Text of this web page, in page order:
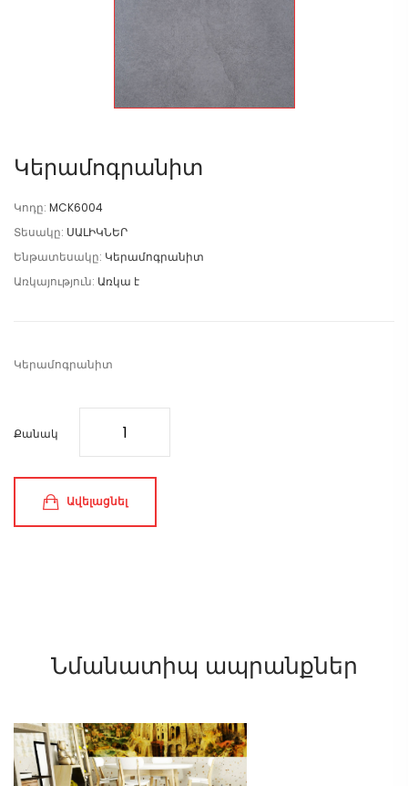
Կերամոգրանիտ
Կոդը: MCK6004
Տեսակը: ՍԱԼԻԿՆԵՐ
Ենթատեսակը: Կերամոգրանիտ
Առկայություն: Առկա է
Կերամոգրանիտ
Քանակ
Ավելացնել
Նմանատիպ ապրանքներ